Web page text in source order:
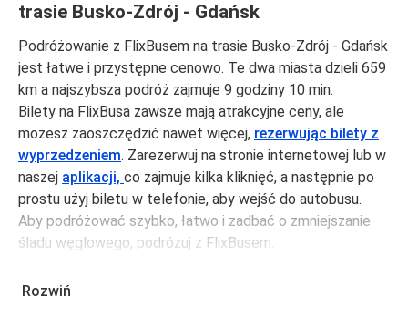
trasie Busko-Zdrój - Gdańsk
Podróżowanie z FlixBusem na trasie Busko-Zdrój - Gdańsk
jest łatwe i przystępne cenowo. Te dwa miasta dzieli 659
km a najszybsza podróż zajmuje 9 godziny 10 min.
Bilety na FlixBusa zawsze mają atrakcyjne ceny, ale
możesz zaoszczędzić nawet więcej, rezerwując bilety z
wyprzedzeniem. Zarezerwuj na stronie internetowej lub w
naszej aplikacji, co zajmuje kilka kliknięć, a następnie po
prostu użyj biletu w telefonie, aby wejść do autobusu.
Aby podróżować szybko, łatwo i zadbać o zmniejszanie
śladu węglowego, podróżuj z FlixBusem.
Rozwiń